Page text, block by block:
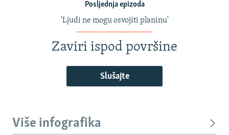
Posljednja epizoda
'Ljudi ne mogu osvojiti planinu'
Zaviri ispod površine
Slušajte
Više infografika